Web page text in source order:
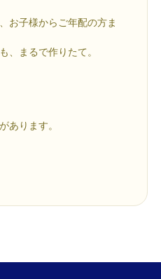
お子様からご年配の方ま
、まるで作りたて。
あります。